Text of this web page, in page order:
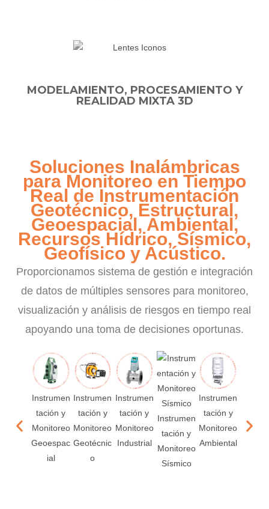
MODELAMIENTO, PROCESAMIENTO Y
REALIDAD MIXTA 3D
Soluciones Inalámbricas
para Monitoreo en Tiempo
Real de Instrumentación
Geotécnico, Estructural,
Geoespacial, Ambiental,
Recursos Hídrico, Sísmico,
Geofísico y Acústico.
Proporcionamos sistema de gestión e integración
de datos de múltiples sensores para monitoreo,
visualización y análisis de riesgos en tiempo real
apoyando una toma de decisiones oportunas.
Instrumen
tación y
Monitoreo
Geoespac
ial
Instrumen
tación y
Monitoreo
Geotécnic
o
Instrumen
tación y
Monitoreo
Industrial
Instrumen
tación y
Monitoreo
Sísmico
Instrumen
tación y
Monitoreo
Ambiental